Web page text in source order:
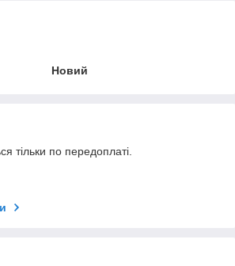
Новий
тільки по передоплаті.